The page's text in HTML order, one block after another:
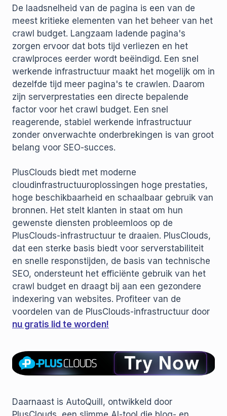
De laadsnelheid van de pagina is een van de
meest kritieke elementen van het beheer van het
crawl budget. Langzaam ladende pagina's
zorgen ervoor dat bots tijd verliezen en het
crawlproces eerder wordt beëindigd. Een snel
werkende infrastructuur maakt het mogelijk om in
dezelfde tijd meer pagina's te crawlen. Daarom
zijn serverprestaties een directe bepalende
factor voor het crawl budget. Een snel
reagerende, stabiel werkende infrastructuur
zonder onverwachte onderbrekingen is van groot
belang voor SEO-succes.
PlusClouds biedt met moderne
cloudinfrastructuuroplossingen hoge prestaties,
hoge beschikbaarheid en schaalbaar gebruik van
bronnen. Het stelt klanten in staat om hun
gewenste diensten probleemloos op de
PlusClouds-infrastructuur te draaien. PlusClouds,
dat een sterke basis biedt voor serverstabiliteit
en snelle responstijden, de basis van technische
SEO, ondersteunt het efficiënte gebruik van het
crawl budget en draagt bij aan een gezondere
indexering van websites. Profiteer van de
voordelen van de PlusClouds-infrastructuur door
nu gratis lid te worden!
Daarnaast is AutoQuill, ontwikkeld door